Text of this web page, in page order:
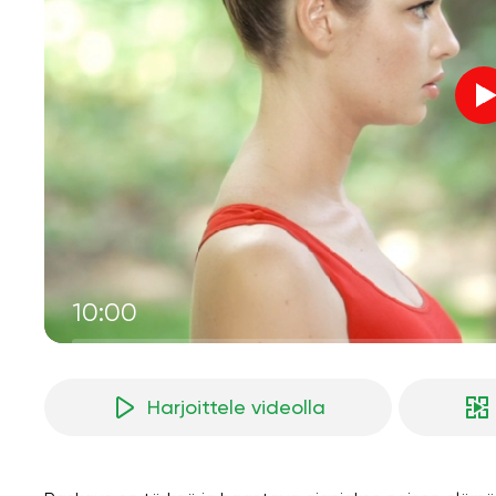
10:00
Harjoittele videolla